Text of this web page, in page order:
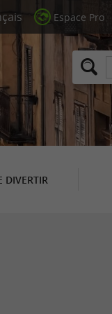
Espace Pro
DIVERTIR